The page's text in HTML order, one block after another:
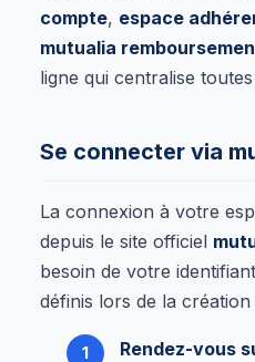
compte, espace
mutualia
ligne qui centralise
Se connecter via
La connexion à votre
depuis le site officiel
besoin de votre
définis lors de la
Rendez-vous